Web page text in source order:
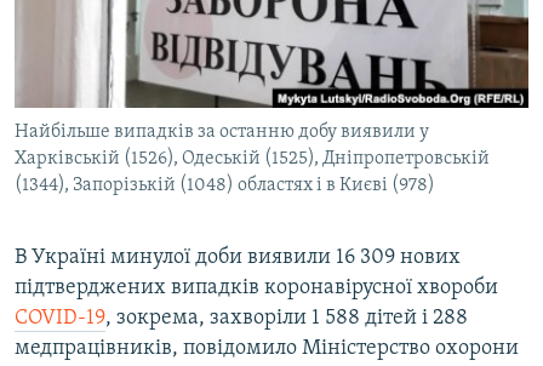
ВІДЕОУРОКИ «ELIFBE»
СВІДЧЕННЯ ОКУПАЦІЇ
УКРАЇНСЬКА ПРОБЛЕМА КРИМУ
ІНФОГРАФІКА
Qırımtatar
ДОЛУЧАЙСЯ!
Усі сайти RFE/RL
Найбільше випадків за останню добу виявили у
Харківській (1526), Одеській (1525), Дніпропетровській
(1344), Запорізькій (1048) областях і в Києві (978)
В Україні минулої доби виявили 16 309 нових
підтверджених випадків коронавірусної хвороби
COVID-19, зокрема, захворіли 1 588 дітей і 288
медпрацівників, повідомило Міністерство охорони